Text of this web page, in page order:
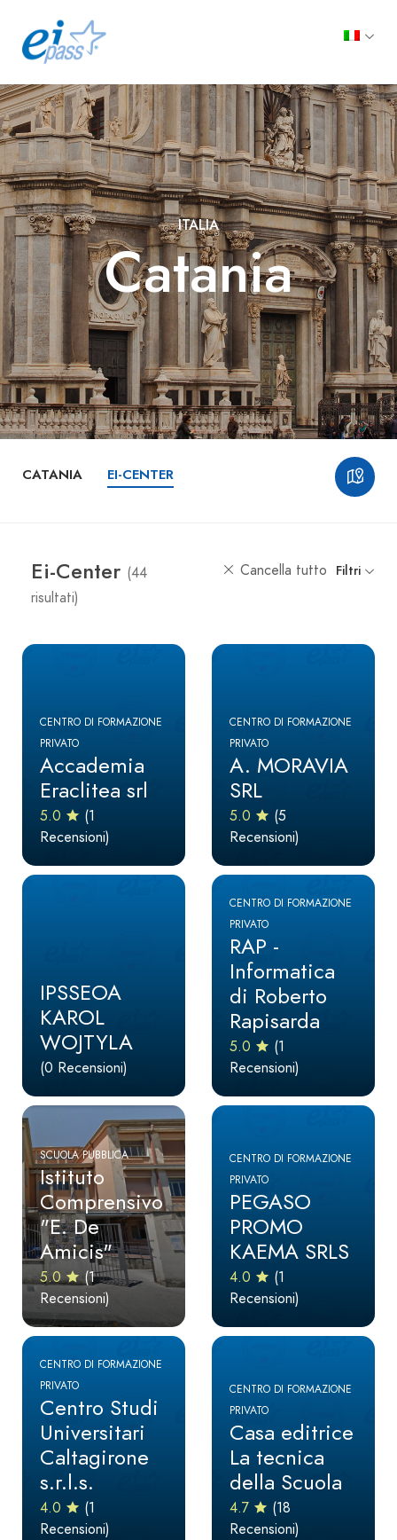
ITALIA
Catania
CATANIA EI-CENTER
Ei-Center (44
risultati)
Cancella tutto Filtri
CENTRO DI FORMAZIONE
PRIVATO
Accademia
Eraclitea srl
5.0
(1
Recensioni)
CENTRO DI FORMAZIONE
PRIVATO
A. MORAVIA
SRL
5.0
(5
Recensioni)
IPSSEOA
KAROL
WOJTYLA
(0 Recensioni)
CENTRO DI FORMAZIONE
PRIVATO
RAP -
Informatica
di Roberto
Rapisarda
5.0
(1
Recensioni)
SCUOLA PUBBLICA
Istituto
Comprensivo
"E. De
Amicis"
5.0
(1
Recensioni)
CENTRO DI FORMAZIONE
PRIVATO
PEGASO
PROMO
KAEMA SRLS
4.0
(1
Recensioni)
CENTRO DI FORMAZIONE
PRIVATO
Centro Studi
Universitari
Caltagirone
s.r.l.s.
4.0
(1
Recensioni)
CENTRO DI FORMAZIONE
PRIVATO
Casa editrice
La tecnica
della Scuola
4.7
(18
Recensioni)